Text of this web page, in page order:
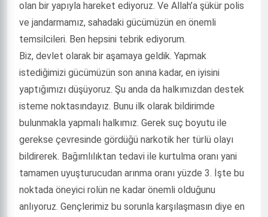
olan bir yapıyla hareket ediyoruz. Ve Allah’a şükür polis
ve jandarmamız, sahadaki gücümüzün en önemli
temsilcileri. Ben hepsini tebrik ediyorum.
Biz, devlet olarak bir aşamaya geldik. Yapmak
istediğimizi gücümüzün son anına kadar, en iyisini
yaptığımızı düşüyoruz. Şu anda da halkımızdan destek
isteme noktasındayız. Bunu ilk olarak bildirimde
bulunmakla yapmalı halkımız. Gerek suç boyutu ile
gerekse çevresinde gördüğü narkotik her türlü olayı
bildirerek. Bağımlılıktan tedavi ile kurtulma oranı yani
tamamen uyuşturucudan arınma oranı yüzde 3. İşte bu
noktada öneyici rolün ne kadar önemli olduğunu
anlıyoruz. Gençlerimiz bu sorunla karşılaşmasın diye en